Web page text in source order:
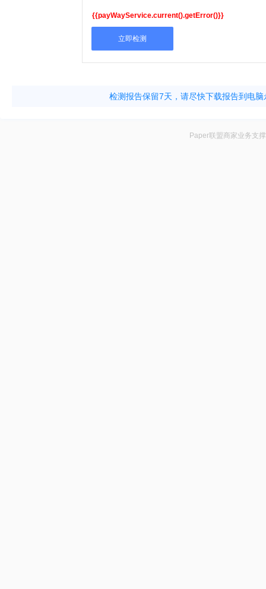
{{payWayService.current().getError()}}
立即检测
检测报告保留7天，请尽快下载报告到电
Paper联盟商家业务支